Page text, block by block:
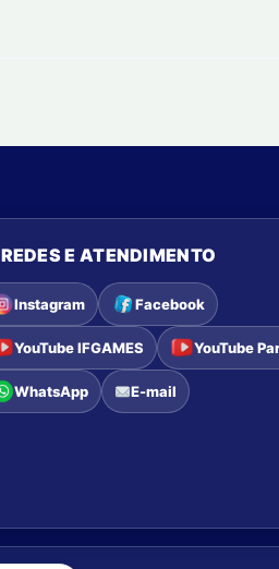
REDES E ATENDIMENTO
Instagram Facebook
YouTube IFGAMES YouTube
WhatsApp E-mail